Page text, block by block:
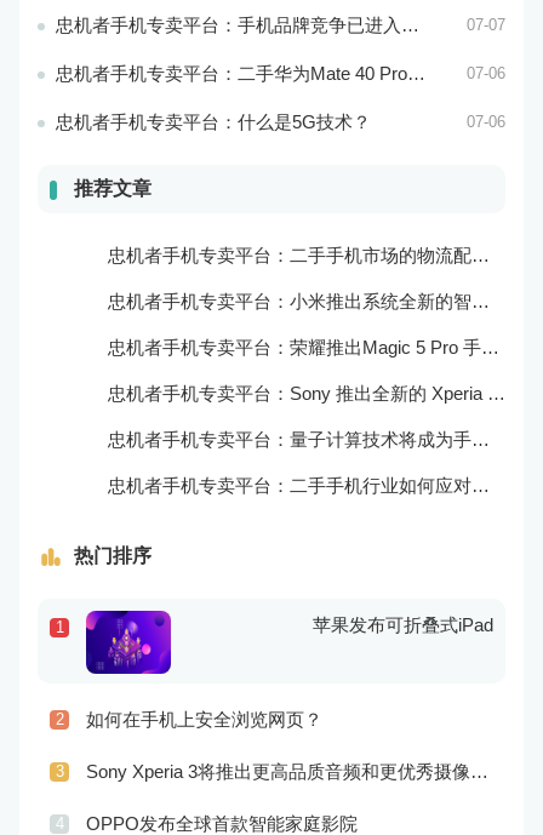
忠机者手机专卖平台：手机品牌竞争已进入新阶段 07-07
忠机者手机专卖平台：二手华为Mate 40 Pro市场价格持续下跌 07-06
忠机者手机专卖平台：什么是5G技术？ 07-06
推荐文章
忠机者手机专卖平台：二手手机市场的物流配送和出售方式
忠机者手机专卖平台：小米推出系统全新的智能厨房
忠机者手机专卖平台：荣耀推出Magic 5 Pro 手机，搭载麒麟9000处理器和5000万像素主摄像头
忠机者手机专卖平台：Sony 推出全新的 Xperia 1 III 手机，展现出卓越的技术和品质
忠机者手机专卖平台：量子计算技术将成为手机行业的新的发展方向
忠机者手机专卖平台：二手手机行业如何应对生态系统的要求
热门排序
1 苹果发布可折叠式iPad
2 如何在手机上安全浏览网页？
3 Sony Xperia 3将推出更高品质音频和更优秀摄像技术
4 OPPO发布全球首款智能家庭影院